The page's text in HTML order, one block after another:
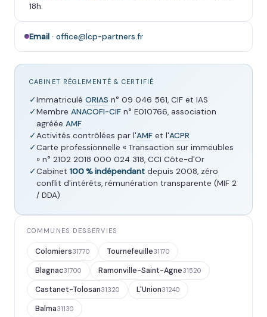
18h.
Email · office@lcp-partners.fr
CABINET RÉGLEMENTÉ & CERTIFIÉ
✓Immatriculé ORIAS n° 09 046 561, CIF et IAS
✓Membre ANACOFI-CIF n° E010766, association
agréée AMF
✓Activités contrôlées par l'AMF et l'ACPR
✓Carte professionnelle « Transaction sur immeubles
» n° 2102 2018 000 024 318, CCI Côte-d'Or
✓Cabinet 100 % indépendant depuis 2008, zéro
conflit d'intérêts, rémunération transparente (MIF 2
/ DDA)
COMMUNES DESSERVIES
Colomiers31770 Tournefeuille31170
Blagnac31700 Ramonville-Saint-Agne31520
Castanet-Tolosan31320 L'Union31240
Balma31130